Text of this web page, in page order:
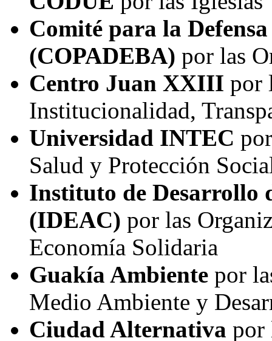
Comité para la
(COPADEBA) por las
Centro Juan XXIII por
Institucionalidad,
Universidad INTEC
Salud y Protección
Instituto de Desarrollo
(IDEAC) por las
Economía Solidaria
Guakía Ambiente por
Medio Ambiente y
Ciudad Alternativa por